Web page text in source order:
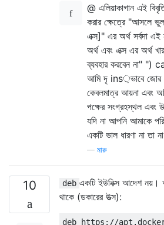
@ এলিয়াকাগান এই
করার ক্ষেত্রে "আসলে
এক্স]" এর অর্থ সর্বদা
অর্থ এবং এক্স এর অর্থ
ব্যবহার করবেন না" ")
আমি দৃ ins়ভাবে জোর
কেবলমাত্র আয়না এবং
পক্ষের সংগ্রহস্থল এবং
যদি না আপনি আমাকে
একটি ভাল ধারণা না তা
মারু
10 deb একটি ইউনিক্স আদেশ নয়।
থাকে (ডকারের উত্স):